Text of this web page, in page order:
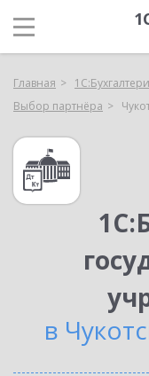
Главная
Выбор партнёра
в